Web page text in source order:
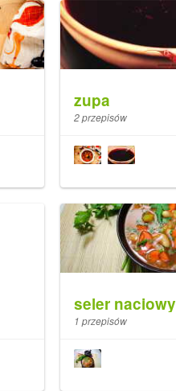
zupa
2 przepisów
seler naciowy
1 przepisów